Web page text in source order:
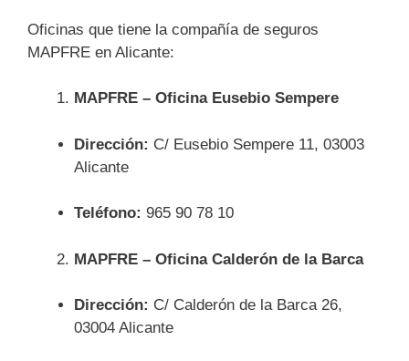
Oficinas que tiene la compañía de seguros
MAPFRE en Alicante:
MAPFRE – Oficina Eusebio Sempere
Dirección: C/ Eusebio Sempere 11, 03003
Alicante
Teléfono: 965 90 78 10
MAPFRE – Oficina Calderón de la Barca
Dirección: C/ Calderón de la Barca 26,
03004 Alicante